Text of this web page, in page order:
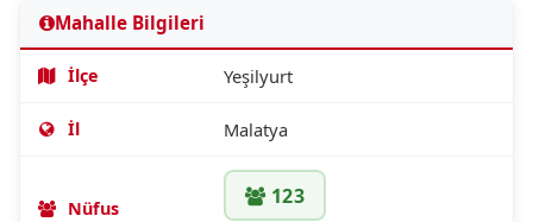
Mahalle Bilgileri
İlçe Yeşilyurt
İl Malatya
Nüfus 123